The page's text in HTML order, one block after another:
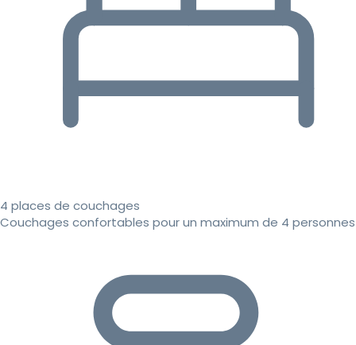
4 places de couchages
Couchages confortables pour un maximum de 4 personnes